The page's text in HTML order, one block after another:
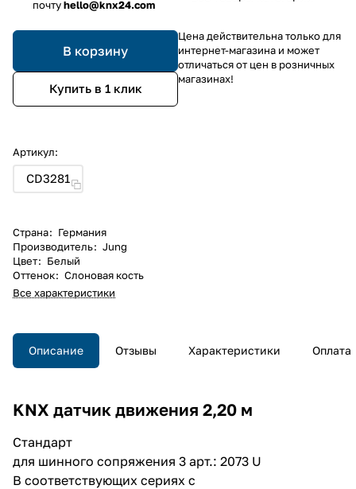
почтуhello@knx24.com
В корзину
Купить в 1 клик
Артикул:
CD3281
Страна: Германия
Производитель: Jung
Цвет: Белый
Оттенок: Слоновая кость
Все характеристики
Цена действительна только для
интернет-магазина и может
отличаться от цен в розничных
магазинах!
Описание Отзывы Характеристики Оплата
KNX датчик движения 2,20 м
Стандарт
для шинного сопряжения 3 арт.: 2073 U
В соответствующих сериях с